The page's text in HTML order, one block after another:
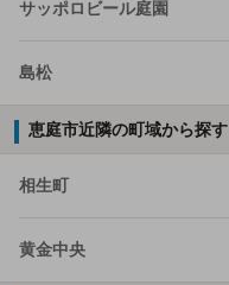
サッポロビール庭園
島松
恵庭市近隣の町域から探す
相生町
黄金中央